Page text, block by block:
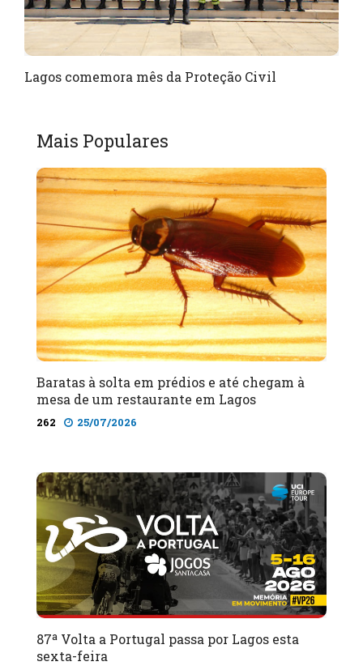
Lagos comemora mês da Proteção Civil
Mais Populares
Baratas à solta em prédios e até chegam à
mesa de um restaurante em Lagos
262 25/07/2026
87ª Volta a Portugal passa por Lagos esta
sexta-feira